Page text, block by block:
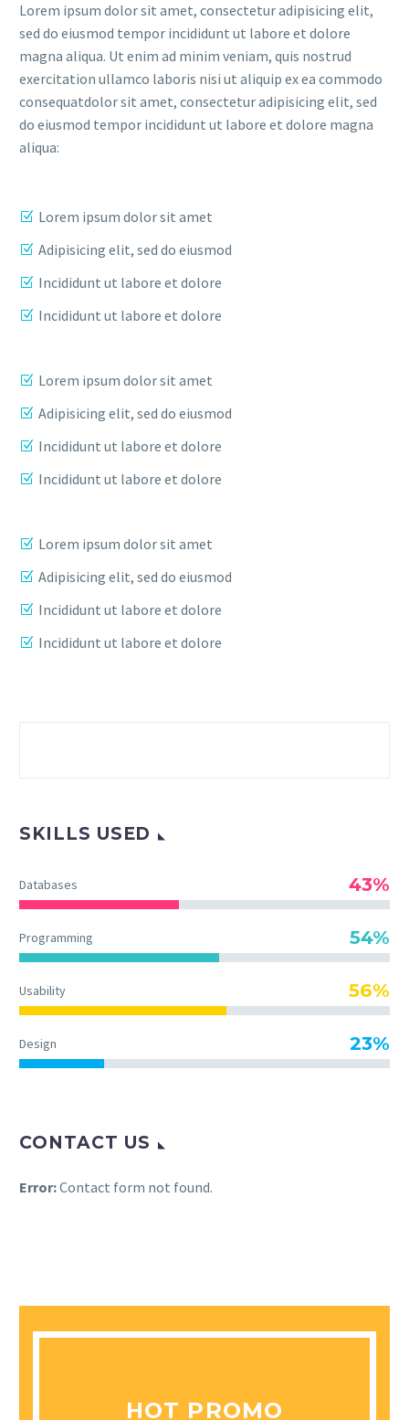
Lorem ipsum dolor sit amet, consectetur adipisicing elit,
sed do eiusmod tempor incididunt ut labore et dolore
magna aliqua. Ut enim ad minim veniam, quis nostrud
exercitation ullamco laboris nisi ut aliquip ex ea commodo
consequatdolor sit amet, consectetur adipisicing elit, sed
do eiusmod tempor incididunt ut labore et dolore magna
aliqua:
Lorem ipsum dolor sit amet
Adipisicing elit, sed do eiusmod
Incididunt ut labore et dolore
Incididunt ut labore et dolore
Lorem ipsum dolor sit amet
Adipisicing elit, sed do eiusmod
Incididunt ut labore et dolore
Incididunt ut labore et dolore
Lorem ipsum dolor sit amet
Adipisicing elit, sed do eiusmod
Incididunt ut labore et dolore
Incididunt ut labore et dolore
SKILLS USED
Databases 43%
Programming 54%
Usability 56%
Design 23%
CONTACT US
Error:Contact form not found.
HOT PROMO